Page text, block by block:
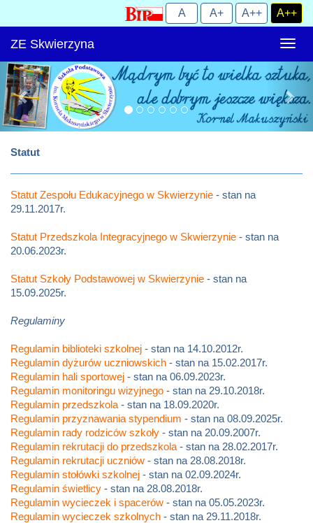
ZE Skwierzyna
Statut
Statut Zespołu Edukacyjnego w Skwierzynie - stan na
29.11.2017r.
Statut Przedszkola Integracyjnego w Skwierzynie - stan na
20.06.2023r.
Statut Szkoły Podstawowej w Skwierzynie - stan na
15.09.2025r.
Regulaminy
Regulamin biblioteki szkolnej - stan na 14.10.2012r.
Regulamin dyżurów uczniowskich - stan na 15.02.2017r.
Regulamin hali sportowej - stan na 06.09.2023r.
Regulamin monitoringu wizyjnego - stan na 29.10.2018r.
Regulamin przedszkola - stan na 18.09.2020r.
Regulamin przyznawania stypendium - stan na 08.09.2025r.
Regulamin rady rodziców szkoły - stan na 20.09.2007r.
Regulamin rekrutacji do przedszkola - stan na 28.02.2017r.
Regulamin rekrutacji uczniów - stan na 28.08.2018r.
Regulamin stołówki szkolnej - stan na 02.09.2024r.
Regulamin świetlicy - stan na 28.08.2018r.
Regulamin wycieczek i spacerów - stan na 05.05.2023r.
Regulamin wycieczek szkolnych - stan na 29.11.2018r.